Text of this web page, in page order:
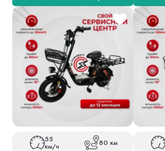
55
км/ч 80 км